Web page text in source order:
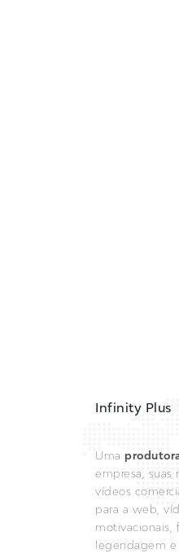
Infinity Plus
Uma
empresa, suas
vídeos
para a web,
motivacionais,
legendagem e